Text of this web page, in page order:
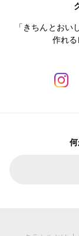
「きちんとお
作れる